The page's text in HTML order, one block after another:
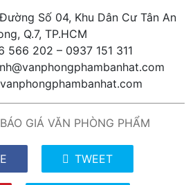
Số 04, Khu Dân Cư Tân An
Q.7, TP.HCM
566 202 – 0937 151 311
BÁO GIÁ VĂN PHÒNG PHẨM
TWEET